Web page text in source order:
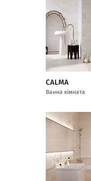
CALMA
Ванна кімната